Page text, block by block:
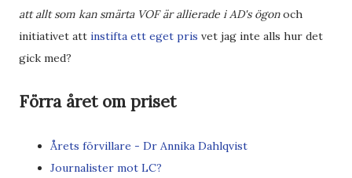
att allt som kan smärta VOF är allierade i AD's ögonoch
initiativet att instifta ett eget pris vet jag inte alls hur det
gick med?
Förra året om priset
Årets förvillare - Dr Annika Dahlqvist
Journalister mot LC?